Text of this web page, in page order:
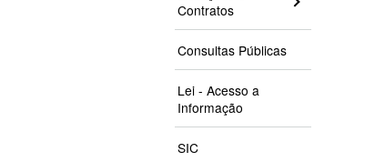
Contratos
Consultas Públicas
Lei - Acesso a
Informação
SIC